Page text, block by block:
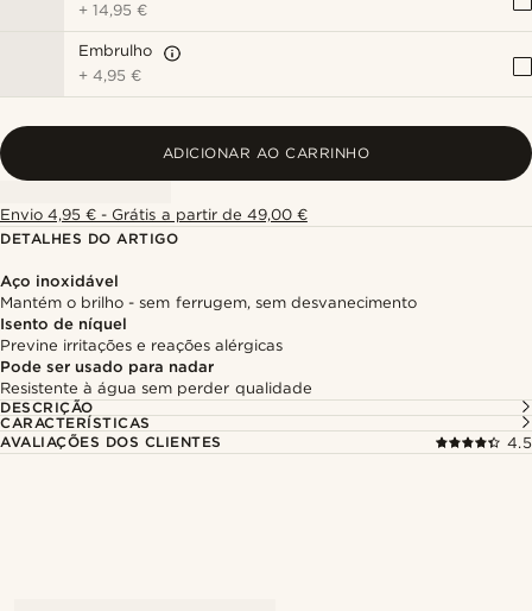
+14,95 €
Embrulho
+4,95 €
ADICIONAR AO CARRINHO
Envio 4,95 € - Grátis a partir de 49,00 €
DETALHES DO ARTIGO
Aço inoxidável
Mantém o brilho - sem ferrugem, sem desvanecimento
Isento de níquel
Previne irritações e reações alérgicas
Pode ser usado para nadar
Resistente à água sem perder qualidade
DESCRIÇÃO
CARACTERÍSTICAS
AVALIAÇÕES DOS CLIENTES
4.5